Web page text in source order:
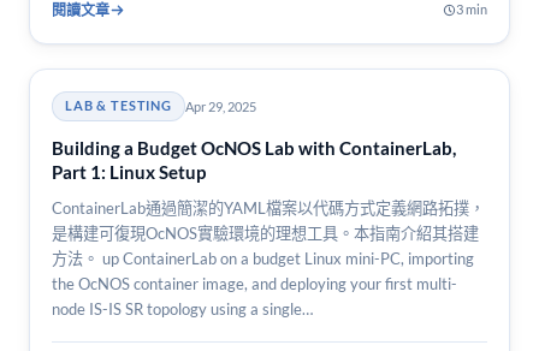
閱讀文章 3 min
LAB & TESTING Apr 29, 2025
Building a Budget OcNOS Lab with ContainerLab,
Part 1: Linux Setup
ContainerLab通過簡潔的YAML檔案以代碼方式定義網路拓撲，
是構建可復現OcNOS實驗環境的理想工具。本指南介紹其搭建
方法。 up ContainerLab on a budget Linux mini-PC, importing
the OcNOS container image, and deploying your first multi-
node IS-IS SR topology using a single…